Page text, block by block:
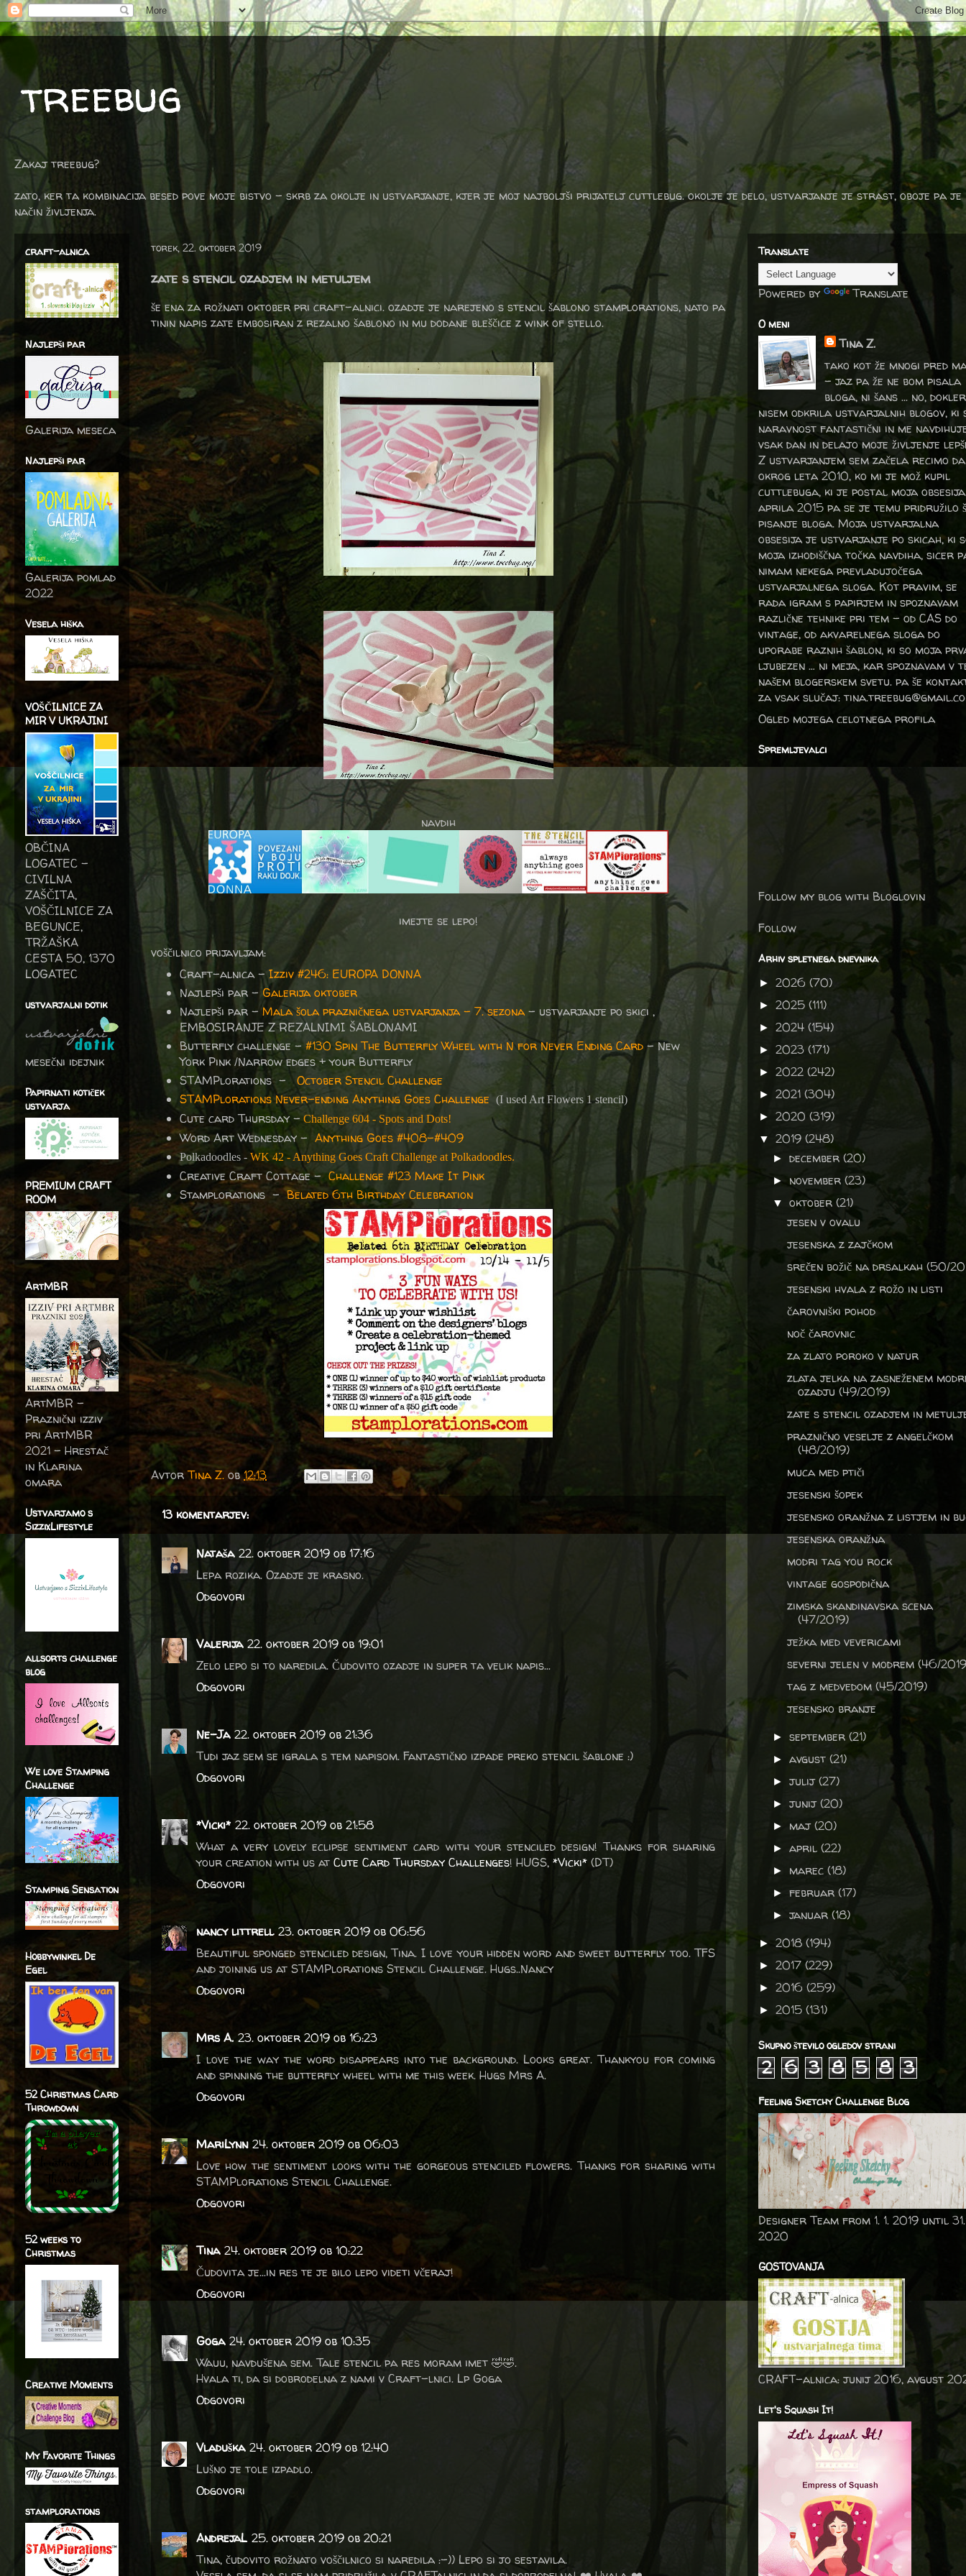
treebug
Zakaj treebug?
zato, ker ta kombinacija besed pove moje bistvo - skrb za okolje in ustvarjanje, kjer je moj najboljši prijatelj cuttlebug. okolje je delo, ustvarjanje je strast, oboje pa je
način življenja.
torek, 22. oktober 2019
zate s stencil ozadjem in metuljem
še ena za rožnati oktober pri craft-alnici. ozadje je narejeno s stencil šablono stamplorations, nato pa
tinin napis zate embosiran z rezalno šablono in mu dodane bleščice z wink of stello.
navdih
imejte se lepo!
voščilnico prijavljam:
Craft-alnica -Izziv #246: EUROPA DONNA
Najlepši par - Galerija oktober
Najlepši par - Mala šola prazničnega ustvarjanja – 7. sezona - ustvarjanje po skici ,
EMBOSIRANJE Z REZALNIMI ŠABLONAMI
Butterfly challenge - #130 Spin The Butterfly Wheel with N for Never Ending Card - New
York Pink /Narrow edges + your Butterfly
STAMPlorations -October Stencil Challenge
STAMPlorations Never-ending Anything Goes Challenge (I used Art Flowers 1 stencil)
Cute card Thursday - Challenge 604 - Spots and Dots!
Word Art Wednesday - Anything Goes #408-#409
Polkadoodles - WK 42 - Anything Goes Craft Challenge at Polkadoodles.
Creative Craft Cottage -Challenge #123 Make It Pink
Stamplorations -Belated 6th Birthday Celebration
AvtorTina Z. ob12:13
13 komentarjev:
Nataša 22. oktober 2019 ob 17:16
Lepa rozika. Ozadje je krasno.
Odgovori
Valerija 22. oktober 2019 ob 19:01
Zelo lepo si to naredila. Čudovito ozadje in super ta velik napis...
Odgovori
Ne-Ja 22. oktober 2019 ob 21:36
Tudi jaz sem se igrala s tem napisom. Fantastično izpade preko stencil šablone :)
Odgovori
*Vicki* 22. oktober 2019 ob 21:58
What a very lovely eclipse sentiment card with your stenciled design! Thanks for sharing
your creation with us at Cute Card Thursday Challenges! HUGS, *Vicki* (DT)
Odgovori
nancy littrell 23. oktober 2019 ob 06:56
Beautiful sponged stenciled design, Tina. I love your hidden word and sweet butterfly too. TFS
and joining us at STAMPlorations Stencil Challenge. Hugs..Nancy
Odgovori
Mrs A. 23. oktober 2019 ob 16:23
I love the way the word disappears into the background. Looks great. Thankyou for coming
and spinning the butterfly wheel with me this week. Hugs Mrs A.
Odgovori
MariLynn 24. oktober 2019 ob 06:03
Love how the sentiment looks with the gorgeous stenciled flowers. Thanks for sharing with
STAMPlorations Stencil Challenge.
Odgovori
Tina 24. oktober 2019 ob 10:22
Čudovita je...in res te je bilo lepo videti včeraj!
Odgovori
Goga 24. oktober 2019 ob 10:35
Wauu, navdušena sem. Tale stencil pa res moram imet 🤣🤣.
Hvala ti, da si dobrodelna z nami v Craft-lnici. Lp Goga
Odgovori
Vladuška 24. oktober 2019 ob 12:40
Lušno je tole izpadlo.
Odgovori
AndrejaL 25. oktober 2019 ob 20:21
Tina, čudovito rožnato voščilnico si naredila :-)) Lepo si jo sestavila.
craft-alnica
Najlepši par
Galerija meseca
Najlepši par
Galerija pomlad
2022
Vesela hiška
VOŠČILNICE ZA
MIR V UKRAJINI
OBČINA
LOGATEC -
CIVILNA
ZAŠČITA,
VOŠČILNICE ZA
BEGUNCE,
TRŽAŠKA
CESTA 50, 1370
LOGATEC
ustvarjalni dotik
mesečni idejnik
Papirnati kotiček
ustvarja
PREMIUM CRAFT
ROOM
ArtMBR
ArtMBR -
Praznični izziv
pri ArtMBR
2021 – Hrestač
in Klarina
omara
Ustvarjamo s
SizzixLifestyle
allsorts challenge
blog
We love Stamping
Challenge
Stamping Sensation
Hobbywinkel De
Egel
52 Christmas Card
Throwdown
52 weeks to
Christmas
Creative Moments
My Favorite Things
stamplorations
Translate
Powered by Translate
O meni
Tina Z.
tako kot že mnogi pred
- jaz pa že ne bom pisala
bloga, ni šans ... no, dokler
nisem odkrila ustvarjalnih blogov, ki
naravnost fantastični in me
vsak dan in delajo moje življenje
Z ustvarjanjem sem začela recimo da
okrog leta 2010, ko mi je mož kupil
cuttlebuga, ki je postal moja
aprila 2015 pa se je temu pridružilo
pisanje bloga. Moja ustvarjalna
obsesija je ustvarjanje po skicah, ki
moja izhodiščna točka navdiha, sicer
nimam nekega prevladujočega
ustvarjalnega sloga. Kot pravim, se
rada igram s papirjem in spoznavam
različne tehnike pri tem – od CAS do
vintage, od akvarelnega sloga do
uporabe raznih šablon, ki so moja
ljubezen … ni meja, kar spoznavam v
našem blogerskem svetu. pa še
za vsak slučaj:
Ogled mojega celotnega profila
Spremljevalci
Follow my blog with Bloglovin
Follow
Arhiv spletnega dnevnika
► 2026 (70)
► 2025 (111)
► 2024 (154)
► 2023 (171)
► 2022 (242)
► 2021 (304)
► 2020 (319)
▼ 2019 (248)
►december(20)
► november(23)
▼oktober(21)
jesen v ovalu
jesenska z zajčkom
srečen božič na drsalkah (50/
jesenski hvala z rožo in listi
čarovniški pohod
noč čarovnic
za zlato poroko v natur
zlata jelka na zasneženem
ozadju (49/2019)
zate s stencil ozadjem in
praznično veselje z angelčkom
(48/2019)
muca med ptiči
jesenski šopek
jesensko oranžna z listjem in
jesenska oranžna
modri tag you rock
vintage gospodična
zimska skandinavska scena
(47/2019)
ježka med vevericami
severni jelen v modrem (46/
tag z medvedom (45/2019)
jesensko branje
►september(21)
►avgust(21)
►julij(27)
►junij(20)
► maj(20)
►april(22)
► marec(18)
►februar(17)
►januar(18)
► 2018 (194)
► 2017 (229)
► 2016 (259)
► 2015 (131)
Skupno število ogledov strani
2 6 3 8 5 8 3
Feeling Sketchy Challenge Blog
Designer Team from 1. 1. 2019 until
2020
GOSTOVANJA
CRAFT-alnica: junij 2016, avgust
Let's Squash It!